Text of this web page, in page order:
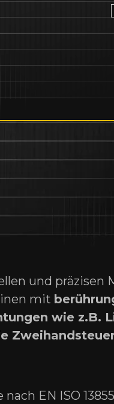
und präzisen
mit
wie z.B.
EN ISO